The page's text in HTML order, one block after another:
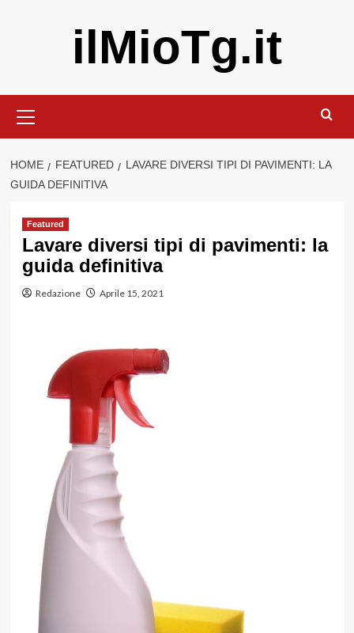
ilMioTg.it
principale
HOME FEATURED
LAVARE DIVERSI TIPI DI PAVIMENTI: LA
GUIDA DEFINITIVA
Featured
Lavare diversi tipi di pavimenti: la
guida definitiva
Redazione Aprile 15, 2021